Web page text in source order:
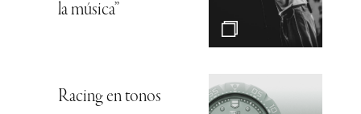
la música”
Racing en tonos